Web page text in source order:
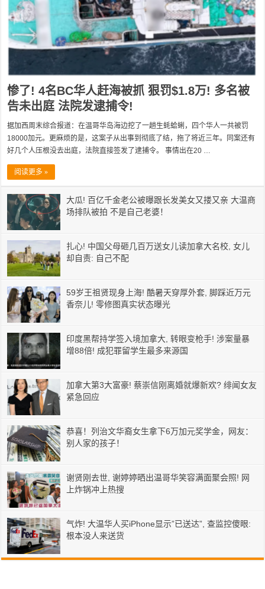
惨了! 4名BC华人赶海被抓 狠罚$1.8万! 多名被
告未出庭 法院发逮捕令!
据加西周末综合报道：在温哥华岛海边挖了一趟生蚝蛤蜊，四个华人一共被罚
18000加元。更麻烦的是，这案子从出事到彻底了结，拖了将近三年。同案还有
好几个人压根没去出庭，法院直接签发了逮捕令。 事情出在20 …
阅读更多 »
大瓜! 百亿千金老公被曝跟长发美女又搂又亲 大温商
场排队被拍 不是自己老婆！
扎心! 中国父母砸几百万送女儿读加拿大名校, 女儿
却自责: 自己不配
59岁王祖贤现身上海! 酷暑天穿厚外套, 脚踩近万元
香奈儿! 零修图真实状态曝光
印度黑帮持学签入境加拿大, 转眼变枪手! 涉案量暴
增88倍! 成犯罪留学生最多来源国
加拿大第3大富豪! 蔡崇信刚离婚就爆新欢? 绯闻女友
紧急回应
恭喜！列治文华裔女生拿下6万加元奖学金，网友：
别人家的孩子！
谢贤刚去世, 谢婷婷晒出温哥华笑容满面聚会照! 网
上炸锅冲上热搜
气炸! 大温华人买iPhone显示”已送达”, 查监控傻眼:
根本没人来送货